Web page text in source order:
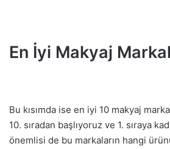
En İyi Makyaj
Bu kısımda ise en iyi 10 makyaj
10. sıradan başlıyoruz ve 1. sıraya
önemlisi de bu markaların hangi